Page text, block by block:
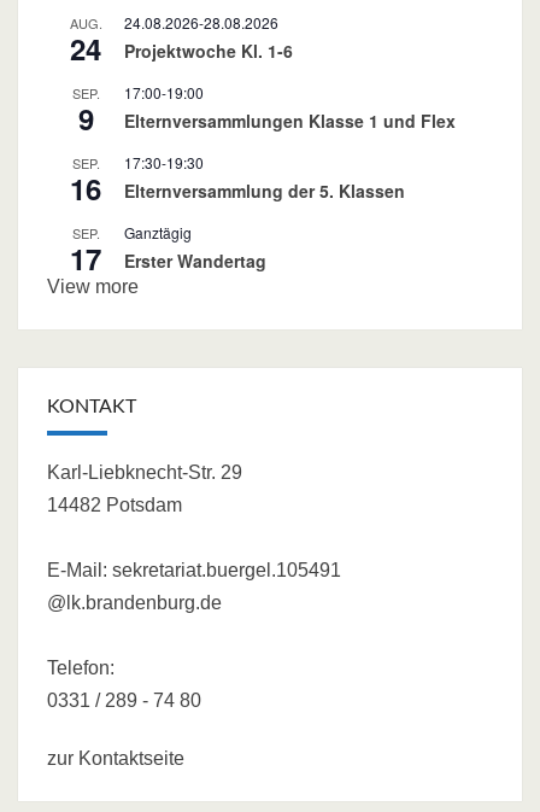
AUG.
24
24.08.2026-28.08.2026
Projektwoche Kl. 1-6
SEP.
9
17:00-19:00
Elternversammlungen Klasse 1 und Flex
SEP.
16
17:30-19:30
Elternversammlung der 5. Klassen
SEP.
17
Ganztägig
Erster Wandertag
View more
KONTAKT
Karl-Liebknecht-Str. 29
14482 Potsdam
E-Mail: sekretariat.buergel.105491
@lk.brandenburg.de
Telefon:
0331 / 289 - 74 80
zur Kontaktseite